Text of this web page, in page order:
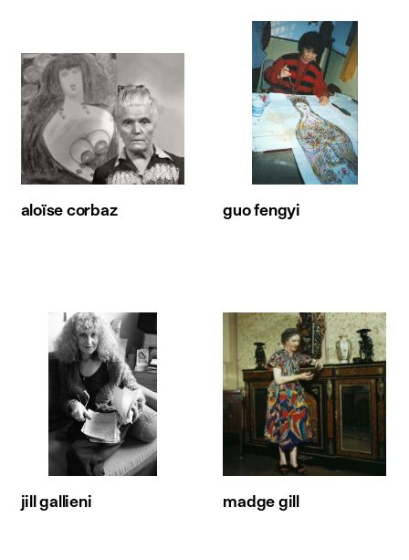
aloïse corbaz guo fengyi
jill gallieni madge gill